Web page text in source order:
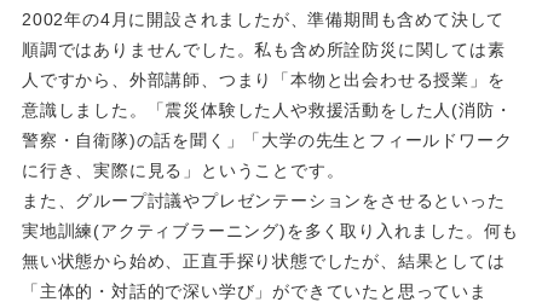
2002年の4月に開設されましたが、準備期間も含めて決して
順調ではありませんでした。私も含め所詮防災に関しては素
人ですから、外部講師、つまり「本物と出会わせる授業」を
意識しました。「震災体験した人や救援活動をした人(消防・
警察・自衛隊)の話を聞く」「大学の先生とフィールドワーク
に行き、実際に見る」ということです。
また、グループ討議やプレゼンテーションをさせるといった
実地訓練(アクティブラーニング)を多く取り入れました。何も
無い状態から始め、正直手探り状態でしたが、結果としては
「主体的・対話的で深い学び」ができていたと思っていま